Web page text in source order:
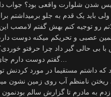
شدن شلوارت واقعی بود؟ جواب
رو توجیه کنم بهش گفتم لامصب
همین عصبی و تحریکم میکنه دوست
حالی گیر داد چرا حرفتو خوردی؟
به مادرم تا گزارش سالم